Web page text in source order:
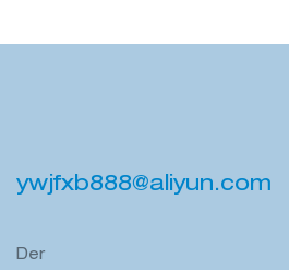
ywjfxb888@aliyun.com
Der